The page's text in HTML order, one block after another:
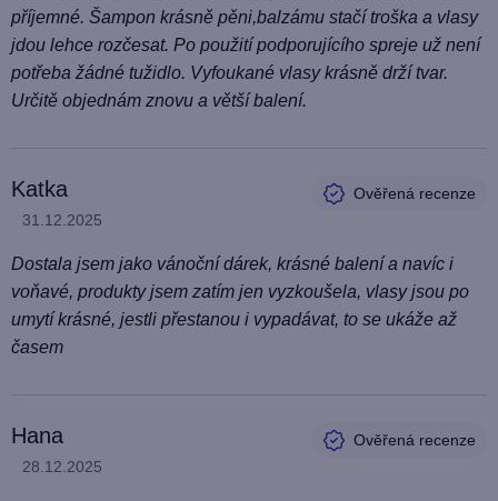
příjemné. Šampon krásně pěni,balzámu stačí troška a vlasy
jdou lehce rozčesat. Po použití podporujícího spreje už není
potřeba žádné tužidlo. Vyfoukané vlasy krásně drží tvar.
Určitě objednám znovu a větší balení.
Katka
Hodnocení produktu je 5 z 5 hvězdiček.
31.12.2025
Dostala jsem jako vánoční dárek, krásné balení a navíc i
voňavé, produkty jsem zatím jen vyzkoušela, vlasy jsou po
umytí krásné, jestli přestanou i vypadávat, to se ukáže až
časem
Hana
Hodnocení produktu je 5 z 5 hvězdiček.
28.12.2025